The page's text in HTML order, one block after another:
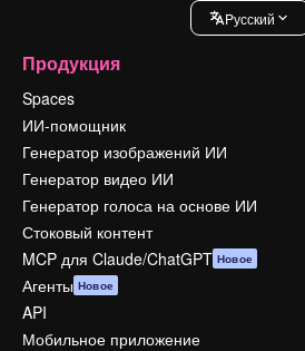
Pусский
Продукция
Spaces
ИИ-помощник
Генератор изображений ИИ
Генератор видео ИИ
Генератор голоса на основе ИИ
Стоковый контент
MCP для Claude/ChatGPT Новое
Агенты Новое
API
Мобильное приложение